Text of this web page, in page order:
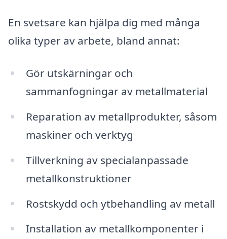
En svetsare kan hjälpa dig med många
olika typer av arbete, bland annat:
Gör utskärningar och
sammanfogningar av metallmaterial
Reparation av metallprodukter, såsom
maskiner och verktyg
Tillverkning av specialanpassade
metallkonstruktioner
Rostskydd och ytbehandling av metall
Installation av metallkomponenter i